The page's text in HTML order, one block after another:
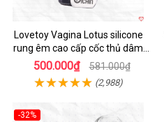
Lovetoy Vagina Lotus silicone
rung êm cao cấp cốc thủ dâm
nam
500.000₫ 581.000₫
(2,988)
-32%